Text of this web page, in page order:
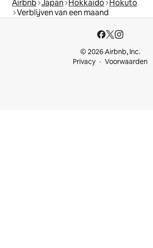
Airbnb Japan Hokkaido
Hokuto
Verblijven van een maand
© 2026 Airbnb, Inc.
Privacy
Voorwaarden